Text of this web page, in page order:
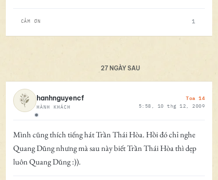
CẢM ƠN 1
27 NGÀY SAU
Ngoại tuyến
hanhnguyencf
HÀNH KHÁCH
Toa 14
5:58, 10 thg 12, 2009
Mình cũng thích tiếng hát Trần Thái Hòa. Hồi đó chỉ nghe
Quang Dũng nhưng mà sau này biết Trần Thái Hòa thì dẹp
luôn Quang Dũng :)).